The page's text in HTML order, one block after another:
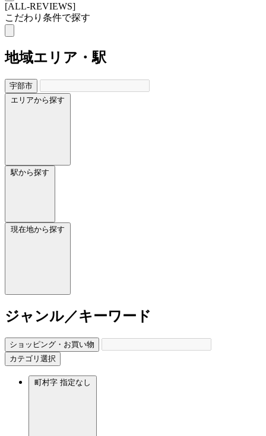
[ALL-REVIEWS]
こだわり条件で探す
地域エリア・駅
宇部市
エリアから探す
駅から探す
現在地から探す
ジャンル／キーワード
ショッピング・お買い物
カテゴリ選択
町村字 指定なし